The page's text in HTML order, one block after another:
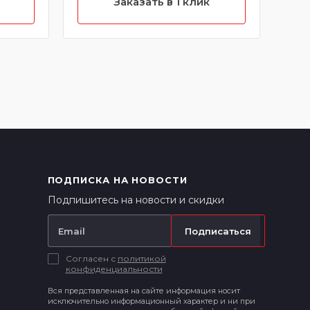
ПОДПИСКА НА НОВОСТИ
Подпишитесь на новости и скидки
Подписаться
Согласен с политикой
конфиденциальности
Вся представленная на сайте информация носит
исключительно информационный характер и ни при